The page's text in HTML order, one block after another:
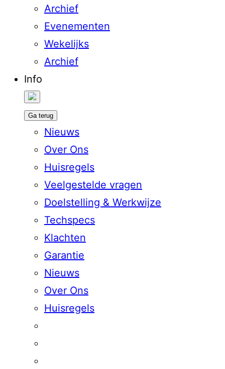
Archief
Evenementen
Wekelijks
Archief
Info
Ga terug
Nieuws
Over Ons
Huisregels
Veelgestelde vragen
Doelstelling & Werkwijze
Techspecs
Klachten
Garantie
Nieuws
Over Ons
Huisregels